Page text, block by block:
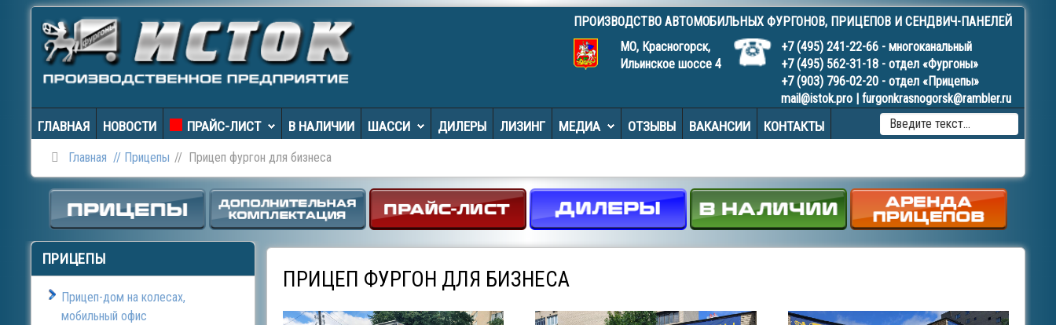
ПРОИЗВОДСТВО АВТОМОБИЛЬНЫХ ФУРГОНОВ, ПРИЦЕПОВ И СЕНДВИЧ-ПАНЕЛЕЙ
МО, Красногорск,
Ильинское шоссе 4
+7 (495) 241-22-66 - многоканальный
+7 (495) 562-31-18 - отдел «Фургоны»
+7 (903) 796-02-20 - отдел «Прицепы»
mail@istok.pro | furgonkrasnogorsk@rambler.ru
ГЛАВНАЯ НОВОСТИ ПРАЙС-ЛИСТ В НАЛИЧИИ ШАССИ ДИЛЕРЫ ЛИЗИНГ МЕДИА ОТЗЫВЫ ВАКАНСИИ КОНТАКТЫ
FOR
Главная Прицепы Прицеп фургон для бизнеса
ПРИЦЕП ФУРГОН ДЛЯ БИЗНЕСА
ПРИЦЕПЫ
Прицеп-дом на колесах,
мобильный офис